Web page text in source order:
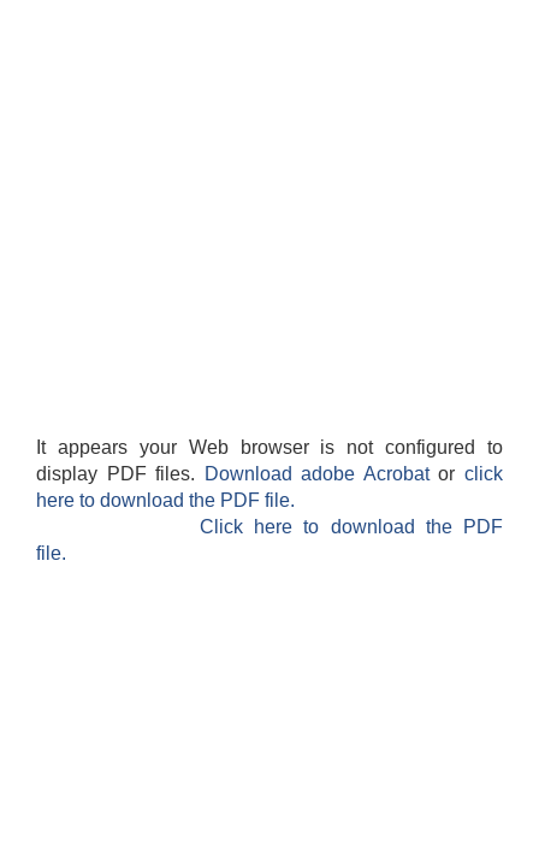
It appears your Web browser is not configured to
display PDF files.
Download adobe Acrobatorclick
here to download the PDF file.
Click here to download the PDF
file.